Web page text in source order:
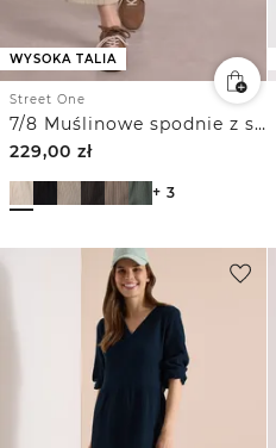
WYSOKA TALIA
Street One
7/8 Muślinowe spodnie z szerokimi nogawkami o luźnym kroju
229,00 zł
+ 3